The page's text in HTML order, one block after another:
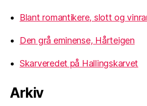
Blant romantikere, slott og
Den grå eminense, Hårteigen
Skarveredet på Hallingskarvet
Arkiv